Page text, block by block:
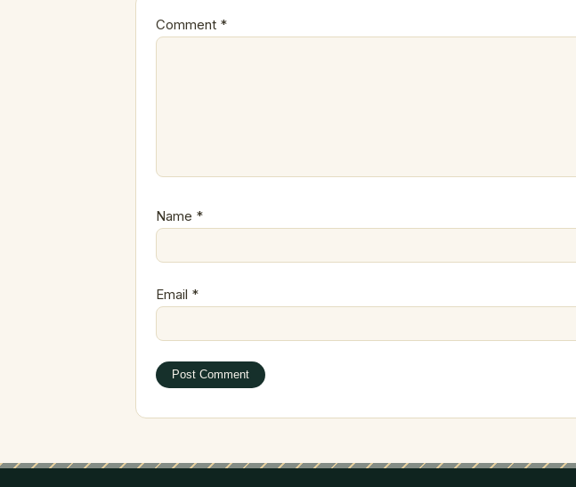
Comment *
Name *
Email *